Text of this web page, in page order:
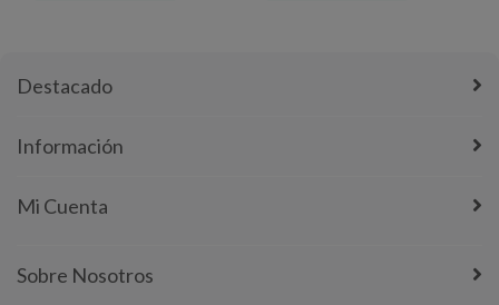
Destacado
Información
Mi Cuenta
Sobre Nosotros